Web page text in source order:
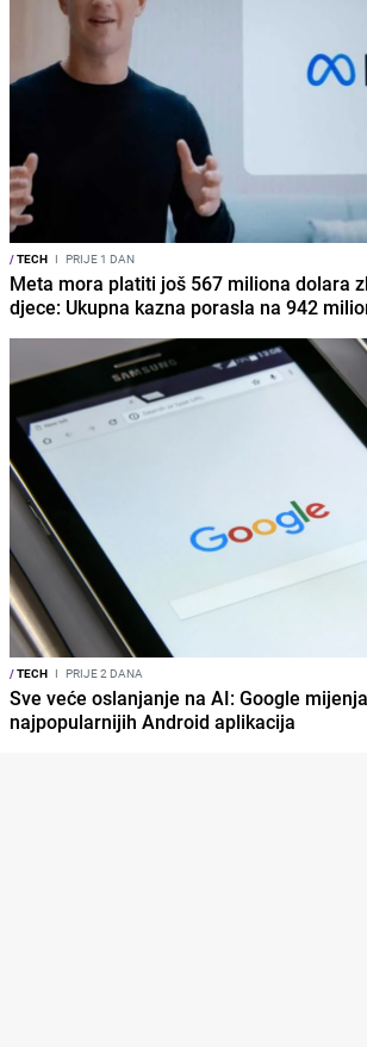
/TECH I PRIJE 1 DAN
Meta mora platiti još 567 miliona dolara
djece: Ukupna kazna porasla na 942
/TECH I PRIJE 2 DANA
Sve veće oslanjanje na AI: Google
najpopularnijih Android aplikacija